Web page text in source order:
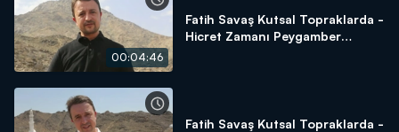
00:04:46
Fatih Savaş Kutsal Topraklarda -
Hicret Zamanı Peygamber
Fatih Savaş Kutsal Topraklarda -